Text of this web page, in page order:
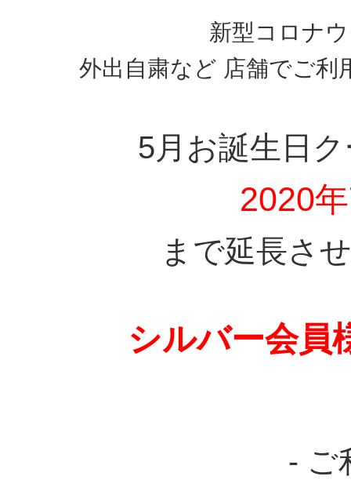
新型コロナ
外出自粛など 店舗でご
5月お誕生日
2020
まで延長さ
シルバー会
- ご